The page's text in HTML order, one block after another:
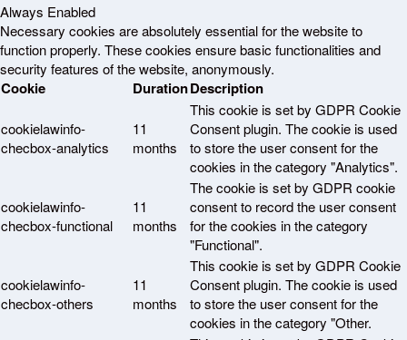
Always Enabled
Necessary cookies are absolutely essential for the website to
function properly. These cookies ensure basic functionalities and
security features of the website, anonymously.
Cookie DurationDescription
cookielawinfo-
checbox-analytics
11
months
This cookie is set by GDPR Cookie
Consent plugin. The cookie is used
to store the user consent for the
cookies in the category "Analytics".
cookielawinfo-
checbox-functional
11
months
The cookie is set by GDPR cookie
consent to record the user consent
for the cookies in the category
"Functional".
cookielawinfo-
checbox-others
11
months
This cookie is set by GDPR Cookie
Consent plugin. The cookie is used
to store the user consent for the
cookies in the category "Other.